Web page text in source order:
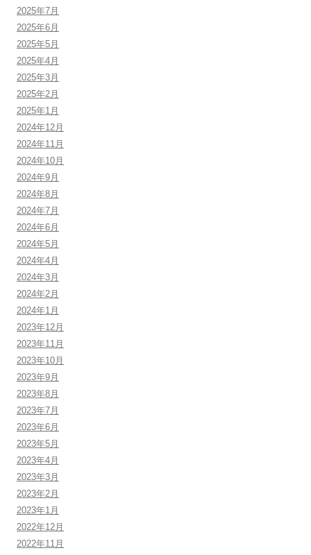
2025年7月
2025年6月
2025年5月
2025年4月
2025年3月
2025年2月
2025年1月
2024年12月
2024年11月
2024年10月
2024年9月
2024年8月
2024年7月
2024年6月
2024年5月
2024年4月
2024年3月
2024年2月
2024年1月
2023年12月
2023年11月
2023年10月
2023年9月
2023年8月
2023年7月
2023年6月
2023年5月
2023年4月
2023年3月
2023年2月
2023年1月
2022年12月
2022年11月